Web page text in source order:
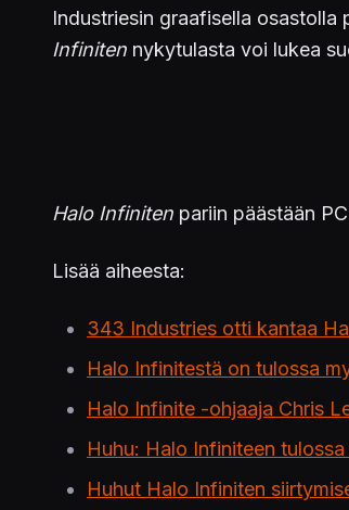
Industriesin graafisella osastolla
Infiniten nykytulasta voi lukea
Halo Infiniten pariin päästään
Lisää aiheesta:
343 Industries otti kantaa
Halo Infinitestä on tulossa
Halo Infinite -ohjaaja Chris
Huhu: Halo Infiniteen
Huhut Halo Infiniten